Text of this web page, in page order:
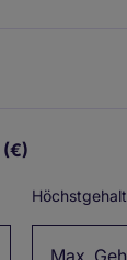
(€)
Höchstgehalt